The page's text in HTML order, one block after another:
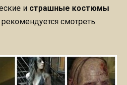
и страшные костюмы
смотреть